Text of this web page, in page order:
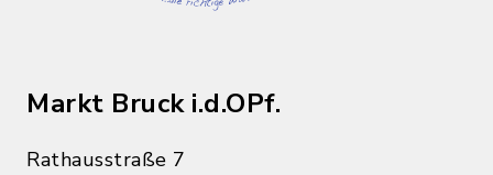
Markt Bruck i.d.OPf.
Rathausstraße 7